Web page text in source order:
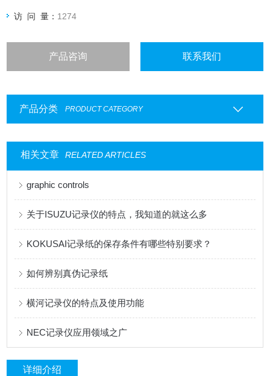
访 问 量： 1274
产品咨询 联系我们
产品分类 PRODUCT CATEGORY
相关文章 RELATED ARTICLES
graphic controls
关于ISUZU记录仪的特点，我知道的就这么多
KOKUSAI记录纸的保存条件有哪些特别要求？
如何辨别真伪记录纸
横河记录仪的特点及使用功能
NEC记录仪应用领域之广
详细介绍